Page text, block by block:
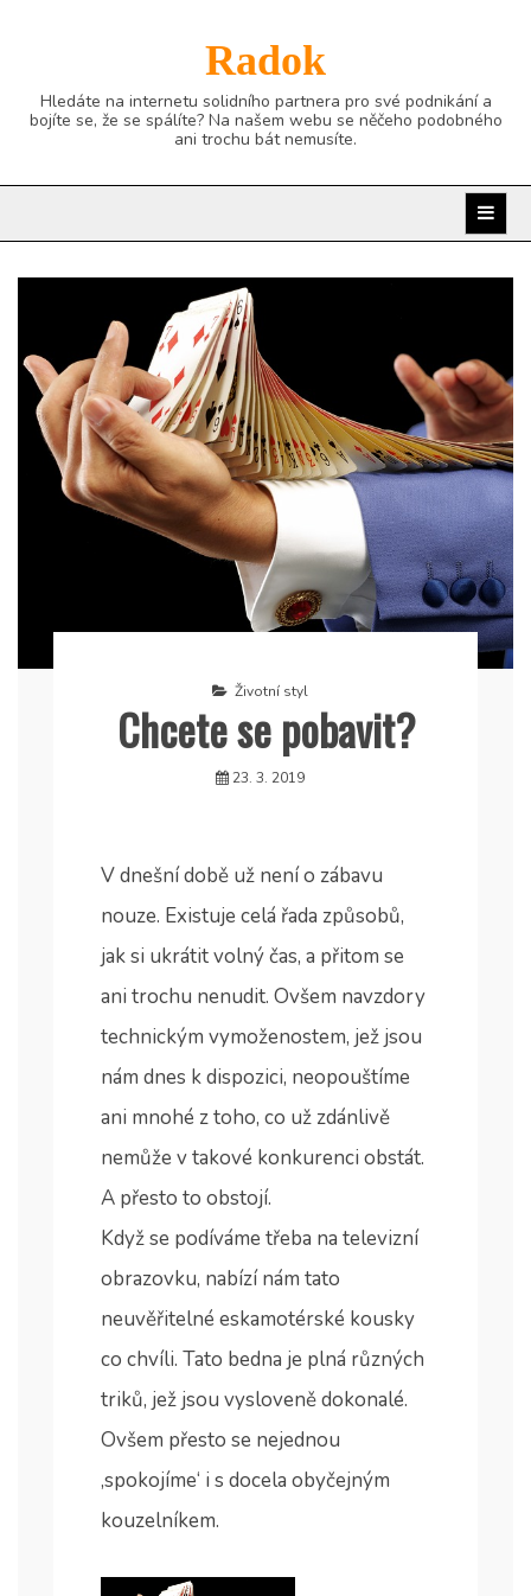
Radok
Hledáte na internetu solidního partnera pro své podnikání a
bojíte se, že se spálíte? Na našem webu se něčeho podobného
ani trochu bát nemusíte.
Životní styl
Chcete se pobavit?
23. 3. 2019
V dnešní době už není o zábavu
nouze. Existuje celá řada způsobů,
jak si ukrátit volný čas, a přitom se
ani trochu nenudit. Ovšem navzdory
technickým vymoženostem, jež jsou
nám dnes k dispozici, neopouštíme
ani mnohé z toho, co už zdánlivě
nemůže v takové konkurenci obstát.
A přesto to obstojí.
Když se podíváme třeba na televizní
obrazovku, nabízí nám tato
neuvěřitelné eskamotérské kousky
co chvíli. Tato bedna je plná různých
triků, jež jsou vysloveně dokonalé.
Ovšem přesto se nejednou
‚spokojíme‘ i s docela obyčejným
kouzelníkem.